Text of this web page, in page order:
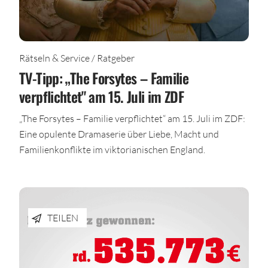
Rätseln & Service / Ratgeber
TV-Tipp: „The Forsytes – Familie
verpflichtet" am 15. Juli im ZDF
„The Forsytes – Familie verpflichtet“ am 15. Juli im ZDF:
Eine opulente Dramaserie über Liebe, Macht und
Familienkonflikte im viktorianischen England.
TEILEN